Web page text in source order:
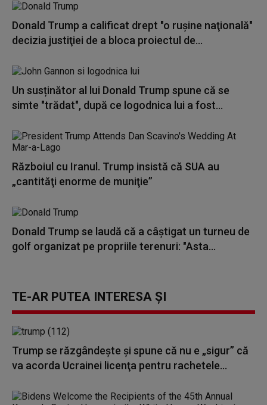
Donald Trump a calificat drept "o ruşine naţională"
decizia justiţiei de a bloca proiectul de...
Un susținător al lui Donald Trump spune că se
simte "trădat", după ce logodnica lui a fost...
Războiul cu Iranul. Trump insistă că SUA au
„cantităţi enorme de muniţie”
Donald Trump se laudă că a câștigat un turneu de
golf organizat pe propriile terenuri: "Asta...
TE-AR PUTEA INTERESA ȘI
Trump se răzgândește și spune că nu e „sigur” că
va acorda Ucrainei licenţa pentru rachetele...